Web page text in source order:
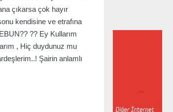
çıkarsa çok hayır
kendisine ve etrafına
?? Ey Kullarım
, Hiç duydunuz mu
Şairin anlamlı